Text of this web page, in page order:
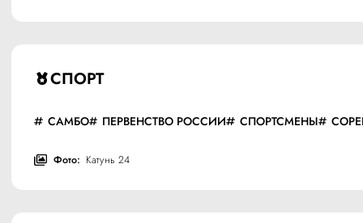
СПОРТ
САМБО ПЕРВЕНСТВО РОССИИ СПОРТСМЕНЫ
Фото: Катунь 24